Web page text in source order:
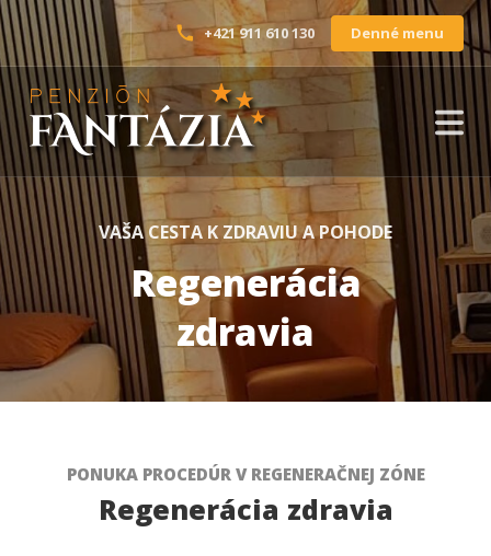
+421 911 610 130 Denné menu
VAŠA CESTA K ZDRAVIU A POHODE
Regenerácia
zdravia
PONUKA PROCEDÚR V REGENERAČNEJ ZÓNE
Regenerácia zdravia